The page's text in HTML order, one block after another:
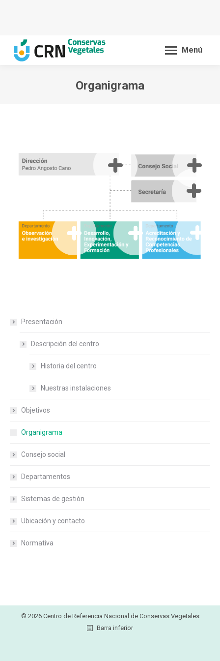
Menú
Organigrama
Presentación
Descripción del centro
Historia del centro
Nuestras instalaciones
Objetivos
Organigrama
Consejo social
Departamentos
Sistemas de gestión
Ubicación y contacto
Normativa
© 2026 Centro de Referencia Nacional de Conservas Vegetales
Barra inferior